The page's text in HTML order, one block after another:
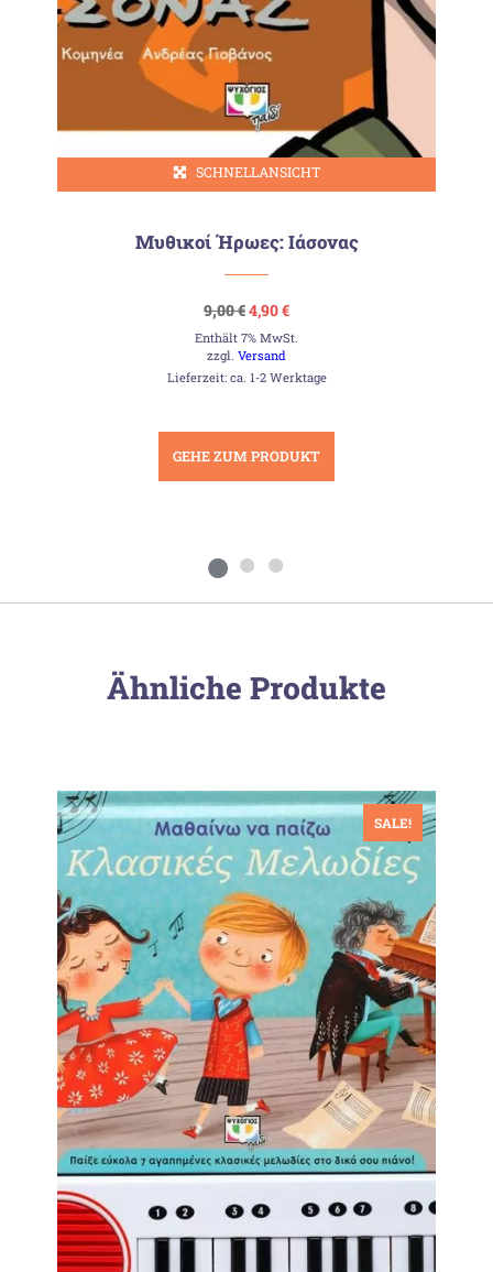
SCHNELLANSICHT
Μυθικοί Ήρωες: Ιάσονας
9,00€Ursprünglicher
Preis
war:
9,00 €
4,90€Aktueller
ist:
Enthält 7% MwSt.
zzgl.Versand
Lieferzeit: ca. 1-2 Werktage
GEHE ZUM PRODUKT
Ähnliche Produkte
SALE!